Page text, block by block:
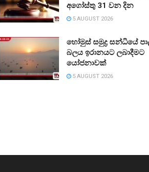
අගෝස්තු 31 වන දින
5 AUGUST 2026
හෝමුස් සමුද්‍ර සන්ධියේ
බලය ඉරානයට ලබාදීමට
යෝජනාවක්
5 AUGUST 2026